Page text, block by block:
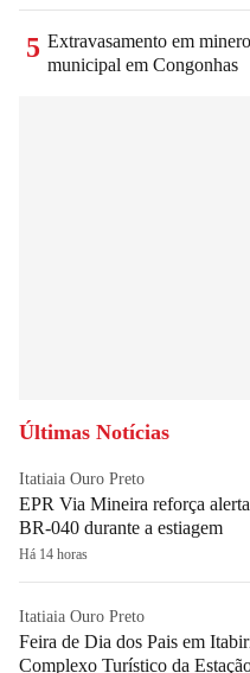
5 Extravasamento em
municipal em Congonhas
Últimas Notícias
Itatiaia Ouro Preto
EPR Via Mineira reforça
BR-040 durante a estiagem
Há 14 horas
Itatiaia Ouro Preto
Feira de Dia dos Pais em
Complexo Turístico da